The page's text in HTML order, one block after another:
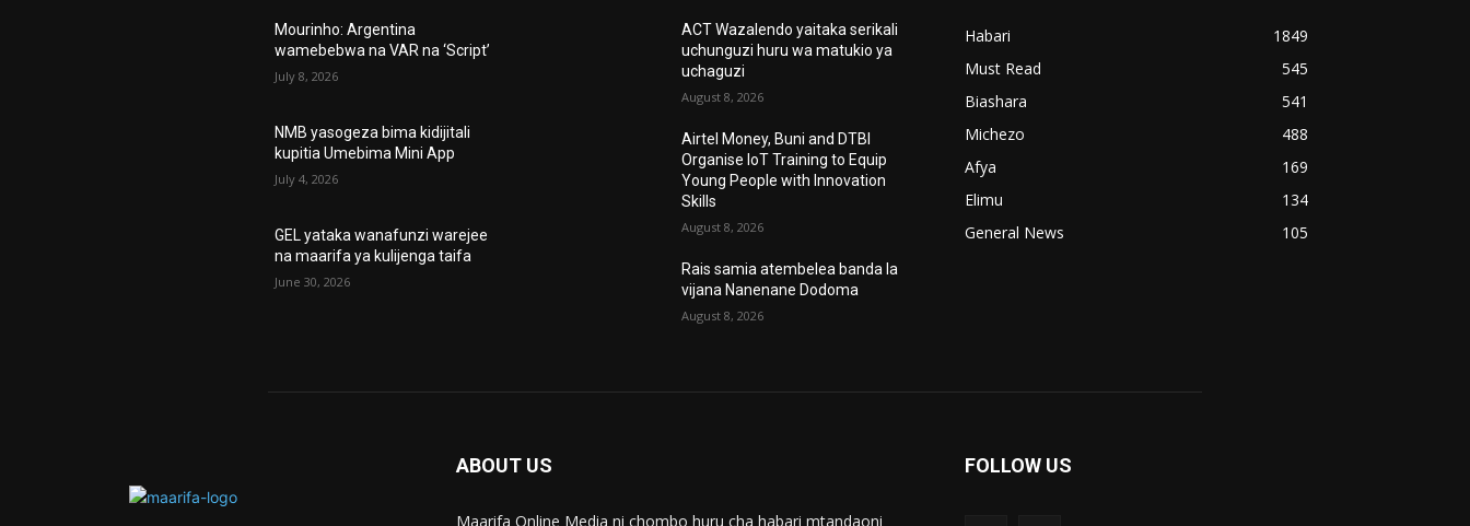
Mourinho: Argentina
wamebebwa na VAR na ‘Script’
July 8, 2026
NMB yasogeza bima kidijitali
kupitia Umebima Mini App
July 4, 2026
GEL yataka wanafunzi warejee
na maarifa ya kulijenga taifa
June 30, 2026
ACT Wazalendo yaitaka serikali
uchunguzi huru wa matukio ya
uchaguzi
August 8, 2026
Airtel Money, Buni and DTBI
Organise IoT Training to Equip
Young People with Innovation
Skills
August 8, 2026
Rais samia atembelea banda la
vijana Nanenane Dodoma
August 8, 2026
Habari
1849
Must Read
545
Biashara
541
Michezo
488
Afya
169
Elimu
134
General News
105
ABOUT US
Maarifa Online Media ni chombo huru cha habari mtandaoni
FOLLOW US